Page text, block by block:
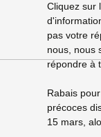
Cliquez sur
pas votre
nous, nous
répondre à
Rabais
précoces
15 mars,